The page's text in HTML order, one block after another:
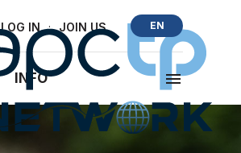
LOG IN · JOIN US EN
INFO